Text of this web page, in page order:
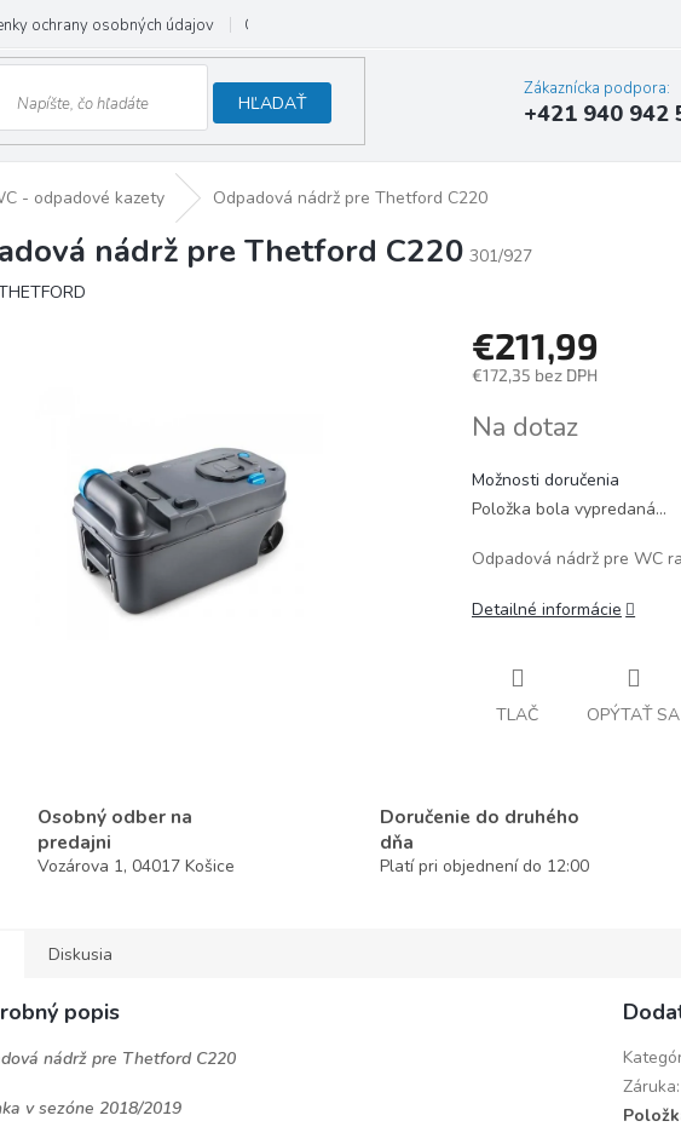
ochrany osobných údajov Odstúpenie od zmluvy
HĽADAŤ
Zákaznícka podpora:
+421 940 942
- odpadové kazety Odpadová nádrž pre Thetford C220
nádrž pre Thetford C220 301/927
€211,99
€172,35 bez DPH
cena:
Na dotaz
Možnosti doručenia
Položka bola vypredaná…
Odpadová nádrž pre WC
Detailné informácie
TLAČ OPÝTAŤ SA
Osobný odber na
predajni
Vozárova 1, 04017 Košice
Doručenie do druhého
dňa
Platí pri objednení do 12:00
Diskusia
popis
nádrž pre Thetford C220
v sezóne 2018/2019
Záruka: